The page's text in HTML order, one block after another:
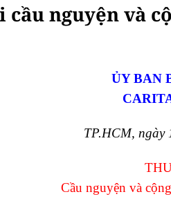
cầu nguyện và
ỦY BAN
TP.HCM, ngày
Cầu nguyện và